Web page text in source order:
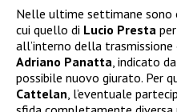
Nelle ultime settimane sono
cui quello di Lucio Presta
all’interno della
Adriano Panatta, indicato
possibile nuovo giurato. Per
Cattelan, l’eventuale